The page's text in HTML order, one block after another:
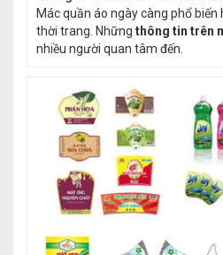
Mác quần áo ngày càng phổ biến
thời trang. Những thông tin trên
nhiều người quan tâm đến.